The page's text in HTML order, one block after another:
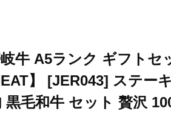
岐牛 A5ランク ギフトセ
】 [JER043] ステー
毛和牛 セット 贅沢